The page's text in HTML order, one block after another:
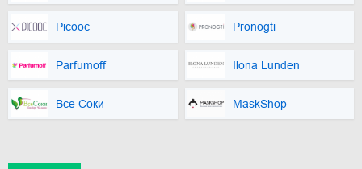
Picooc Pronogti
Parfumoff Ilona Lunden
Все Соки MaskShop